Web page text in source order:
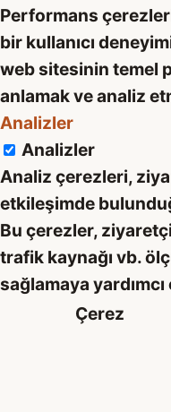
Performans
bir kullanıcı
web sitesinin temel
anlamak ve analiz
Analizler
Analizler
Analiz çerezleri,
etkileşimde
Bu çerezler, ziyaretçi
trafik kaynağı vb.
sağlamaya yardımcı
Çerez